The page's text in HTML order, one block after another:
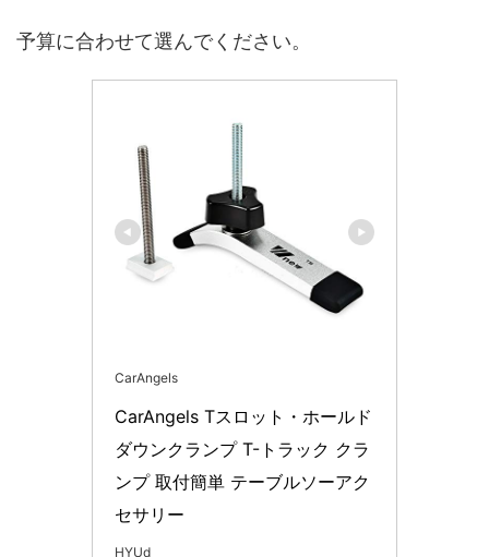
予算に合わせて選んでください。
CarAngels
CarAngels Tスロット・ホールド
ダウンクランプ T-トラック クラ
ンプ 取付簡単 テーブルソーアク
セサリー
HYUd